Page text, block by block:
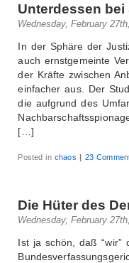
Unterdessen bei
Wednesday, February
In der Sphäre der
auch ernstgemeinte
der Kräfte zwischen
einfacher aus. Der
die aufgrund des
[…]
Posted inchaos | 23
Die Hüter des
Wednesday, February
Ist ja schön, daß “wir”